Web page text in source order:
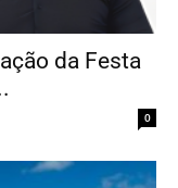
da Festa
0